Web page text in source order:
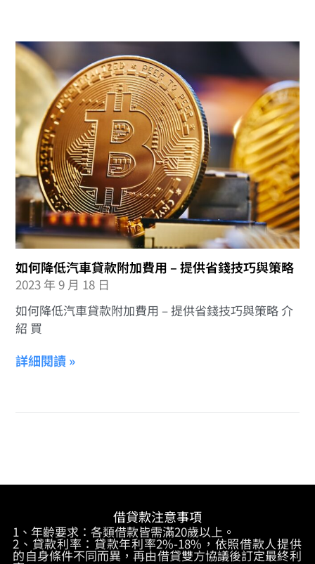
如何降低汽車貸款附加費用 – 提供省錢技巧與策略
2023 年 9 月 18 日
如何降低汽車貸款附加費用 – 提供省錢技巧與策略 介
紹 買
詳細閱讀 »
借貸款注意事項
1、年齡要求：各類借款皆需滿20歲以上。
2、貸款利率：貸款年利率2%-18%，依照借款人提供
的自身條件不同而異，再由借貸雙方協議後訂定最終利